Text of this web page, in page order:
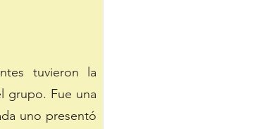
tuvieron la
grupo. Fue una
uno presentó